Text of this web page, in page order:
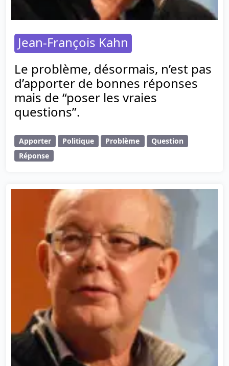
Jean-François Kahn
Le problème, désormais, n’est pas
d’apporter de bonnes réponses
mais de “poser les vraies
questions”.
Apporter Politique Problème
Question
Réponse